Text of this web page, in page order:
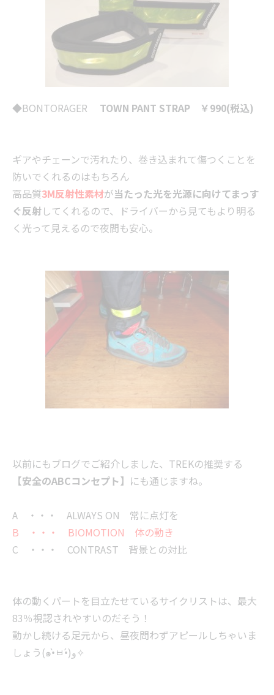
◆BONTORAGER TOWN PANT STRAP ￥990(税込)
ギアやチェーンで汚れたり、巻き込まれて傷つくことを
防いでくれるのはもちろん
高品質3M反射性素材が当たった光を光源に向けてまっす
ぐ反射してくれるので、ドライバーから見てもより明る
く光って見えるので夜間も安心。
以前にもブログでご紹介しました、TREKの推奨する
【安全のABCコンセプト】 にも通じますね。
A ・・・ ALWAYS ON 常に点灯を
B ・・・ BIOMOTION 体の動き
C ・・・ CONTRAST 背景との対比
体の動くパートを目立たせているサイクリストは、最大
83％視認されやすいのだそう！
動かし続ける足元から、昼夜問わずアピールしちゃいま
しょう(๑•̀ㅂ•́)و✧